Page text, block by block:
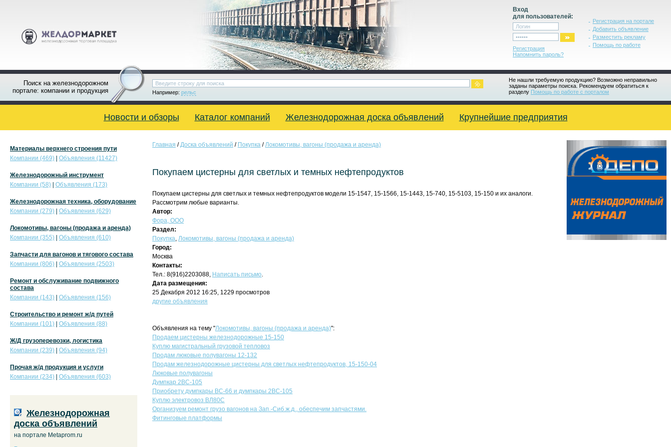
Вход
для пользователей:
Регистрация
Напомнить пароль?
Регистрация на портале
Добавить объявление
Разместить рекламу
Помощь по работе
Поиск на железнодорожном
портале: компании и продукция
Не нашли требуемую продукцию? Возможно неправильно
заданы параметры поиска. Рекомендуем обратиться к
разделу Помощь по работе с порталом
Например: рельс
Новости и обзоры Каталог компаний Железнодорожная доска объявлений Крупнейшие предприятия
Главная /Доска объявлений / Покупка /Локомотивы, вагоны (продажа и аренда)
Покупаем цистерны для светлых и темных нефтепродуктов
Покупаем цистерны для светлых и темных нефтепродуктов модели 15-1547, 15-1566, 15-1443, 15-740, 15-5103, 15-150 и их аналоги.
Рассмотрим любые варианты.
Автор:
Фора, ООО
Раздел:
Покупка, Локомотивы, вагоны (продажа и аренда)
Город:
Москва
Контакты:
Тел.: 8(916)2203088, Написать письмо.
Дата размещения:
25 Декабря 2012 16:25, 1229 просмотров
другие объявления
Объявления на тему "Локомотивы, вагоны (продажа и аренда)":
Продаем цистерны железнодорожные 15-150
Куплю магистральный грузовой тепловоз
Продам люковые полувагоны 12-132
Продам железнодорожные цистерны для светлых нефтепродуктов, 15-150-04
Люковые полувагоны
Думпкар 2ВС-105
Приобрету думпкары ВС-66 и думпкары 2ВС-105
Куплю электровоз ВЛ80С
Организуем ремонт грузо вагонов на Зап.-Сиб.ж.д., обеспечим запчастями.
Фитинговые платформы
Материалы верхнего строения пути
Компании (469)
Объявления (11427)
Железнодорожный инструмент
Компании (58)
Объявления (173)
Железнодорожная техника, оборудование
Компании (279)
Объявления (629)
Локомотивы, вагоны (продажа и аренда)
Компании (355)
Объявления (610)
Запчасти для вагонов и тягового состава
Компании (806)
Объявления (2503)
Ремонт и обслуживание подвижного
состава
Компании (143)
Объявления (156)
Строительство и ремонт ж/д путей
Компании (101)
Объявления (88)
Ж/Д грузоперевозки, логистика
Компании (239)
Объявления (94)
Прочая ж/д продукция и услуги
Компании (234)
Объявления (603)
Железнодорожная
доска объявлений
на портале Metaprom.ru